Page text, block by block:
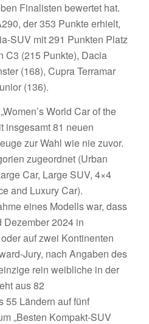
Finalisten bewertet hat.
der 353 Punkte erhielt,
SUV mit 291 Punkten Platz
C3 (215 Punkte), Dacia
(168), Cupra Terramar
(136).
World Car of the
insgesamt 81 neuen
zur Wahl wie nie zuvor.
zugeordnet (Urban
Car, Large SUV, 4×4
and Luxury Car).
eines Modells war, dass
2024 in
auf zwei Kontinenten
Jury, nach Angaben des
rein weibliche in der
aus 82
55 Ländern auf fünf
„Besten Kompakt-SUV